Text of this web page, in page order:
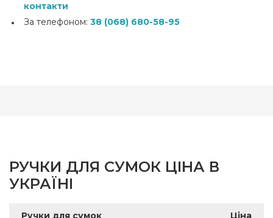
контакти
За телефоном: 38 (068) 680-58-95
РУЧКИ ДЛЯ СУМОК ЦІНА В
УКРАЇНІ
Ручки для сумок Ціна